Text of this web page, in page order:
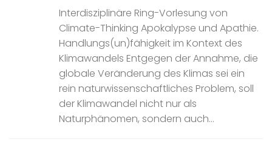
Interdisziplinäre Ring-Vorlesung von
Climate-Thinking Apokalypse und Apathie.
Handlungs(un)fähigkeit im Kontext des
Klimawandels Entgegen der Annahme, die
globale Veränderung des Klimas sei ein
rein naturwissenschaftliches Problem, soll
der Klimawandel nicht nur als
Naturphänomen, sondern auch...